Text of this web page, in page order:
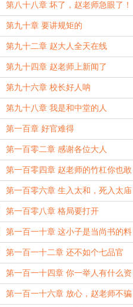
第八十八章 坏了，赵老师急眼了！
第九十章 要讲规矩的
第九十二章 赵大人全天在线
第九十四章 赵老师上新闻了
第九十六章 校长好人呐
第九十八章 我是和中堂的人
第一百章 好官难得
第一百零二章 感谢各位大人
第一百零四章 赵老师的竹杠你也敢
敲！
第一百零六章 生入太和，死入太庙
第一百零八章 格局要打开
第一百一十章 这小子是当尚书的料
第一百一十二章 还不如个七品官
第一百一十四章 你一举人有什么资
格！
第一百一十六章 放心，赵老师不骗